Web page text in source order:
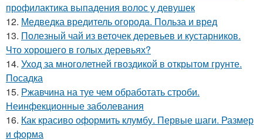
профилактика выпадения волос у девушек
12. Медведка вредитель огорода. Польза и вред
13. Полезный чай из веточек деревьев и кустарников.
Что хорошего в голых деревьях?
14. Уход за многолетней гвоздикой в открытом грунте.
Посадка
15. Ржавчина на туе чем обработать строби.
Неинфекционные заболевания
16. Как красиво оформить клумбу. Первые шаги. Размер
и форма